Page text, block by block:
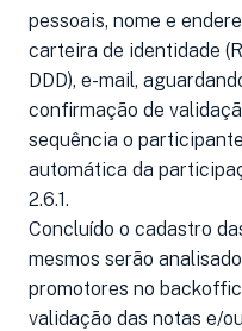
pessoais, nome e
carteira de identidade
DDD), e-mail,
confirmação de
sequência o
automática da
2.6.1.
Concluído o cadastro
mesmos serão
promotores no
validação das notas e/